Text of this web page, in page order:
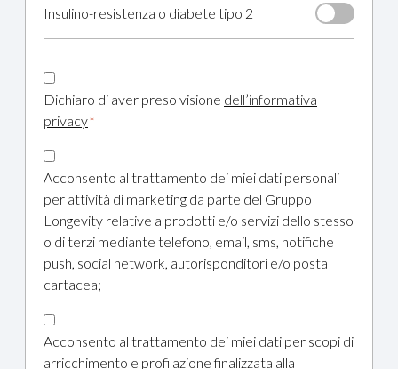
Insulino-resistenza o diabete tipo 2
CONSENSO
*
Dichiaro di aver preso visione dell’informativa
privacy*
CONSENSO
TLS
Acconsento al trattamento dei miei dati personali
per attività di marketing da parte del Gruppo
Longevity relative a prodotti e/o servizi dello stesso
o di terzi mediante telefono, email, sms, notifiche
push, social network, autorisponditori e/o posta
cartacea;
CONSENSO
PROFILAZIONE
Acconsento al trattamento dei miei dati per scopi di
arricchimento e profilazione finalizzata alla